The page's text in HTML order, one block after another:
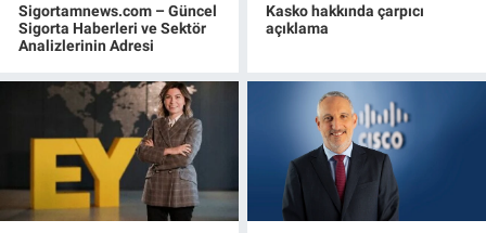
Sigortamnews.com – Güncel
Sigorta Haberleri ve Sektör
Analizlerinin Adresi
Kasko hakkında çarpıcı
açıklama